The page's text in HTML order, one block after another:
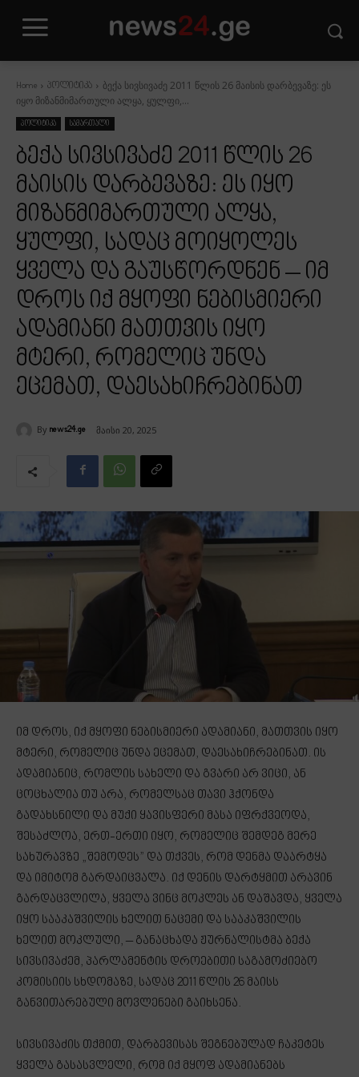
Home პოლიტიკა
ბექა სივსივაძე 2011 წლის 26 მაისის დარბევაზე: ეს
იყო მიზანმიმართული ალყა, ყულფი,...
პოლიტიკა სამართალი
ბექა სივსივაძე 2011 წლის 26
მაისის დარბევაზე: ეს იყო
მიზანმიმართული ალყა,
ყულფი, სადაც მოიყოლეს
ყველა და გაუსწორდნენ – იმ
დროს იქ მყოფი ნებისმიერი
ადამიანი მათთვის იყო
მტერი, რომელიც უნდა
ეცემათ, დაესახიჩრებინათ
By news24.ge მაისი 20, 2025
იმ დროს, იქ მყოფი ნებისმიერი ადამიანი, მათთვის იყო
მტერი, რომელიც უნდა ეცემათ, დაესახიჩრებინათ. ის
ადამიანიც, რომლის სახელი და გვარი არ ვიცი, ან
ცოცხალია თუ არა, რომელსაც თავი ჰქონდა
გადახსნილი და მუქი ყავისფერი მასა იფრქვეოდა,
შესაძლოა, ერთ-ერთი იყო, რომელიც შემდეგ მერე
სახურავზე „შემოდეს” და თქვეს, რომ დენმა დაარტყა
და იმიტომ გარდაიცვალა. იქ დენის დარტყმით არავინ
გარდაცვლილა, ყველა ვინც მოკლეს ან დაშავდა, ყველა
იყო სააკაშვილის ხელით ნაცემი და სააკაშვილის
ხელით მოკლული, – განაცხადა ჟურნალისტმა ბექა
სივსივაძემ, პარლამენტის დროებითი საგამოძიებო
კომისიის სხდომაზე, სადაც 2011 წლის 26 მაისს
განვითარებული მოვლენები გაიხსენა.
სივსივაძის თქმით, დარბევისას შეგნებულად ჩაკეტეს
ყველა გასასვლელი, რომ იქ მყოფ ადამიანებს